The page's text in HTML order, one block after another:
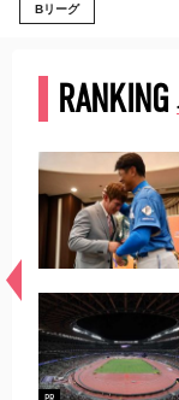
Bリーグ
RANKING
常